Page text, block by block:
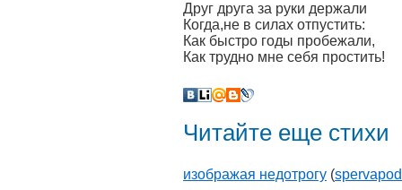
Друг друга за руки держали
Когда,не в силах отпустить:
Как быстро годы пробежали,
Как трудно мне себя простить!
Читайте еще стихи
изображая недотрогу (